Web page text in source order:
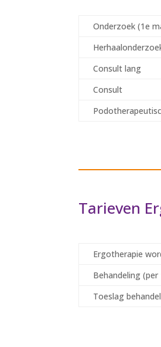
Onderzoek (1e
Consult lang
Consult
Tarieven
Ergotherapie
Behandeling
Toeslag